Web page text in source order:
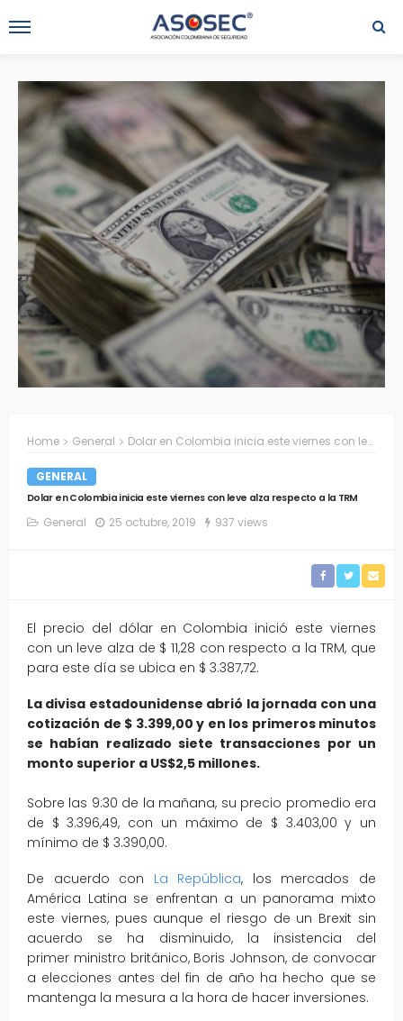
Home General Dolar en Colombia inicia este viernes con leve alza respecto a la TRM
GENERAL
Dolar en Colombia inicia este viernes con leve alza respecto a la TRM
General 25 octubre, 2019 937 views
El precio del dólar en Colombia inició este viernes
con un leve alza de $ 11,28 con respecto a la TRM, que
para este día se ubica en $ 3.387,72.
La divisa estadounidense abrió la jornada con una
cotización de $ 3.399,00 y en los primeros minutos
se habían realizado siete transacciones por un
monto superior a US$2,5 millones.
Sobre las 9:30 de la mañana, su precio promedio era
de $ 3.396,49, con un máximo de $ 3.403,00 y un
mínimo de $ 3.390,00.
De acuerdo con La República, los mercados de
América Latina se enfrentan a un panorama mixto
este viernes, pues aunque el riesgo de un Brexit sin
acuerdo se ha disminuido, la insistencia del
primer ministro británico, Boris Johnson, de convocar
a elecciones antes del fin de año ha hecho que se
mantenga la mesura a la hora de hacer inversiones.